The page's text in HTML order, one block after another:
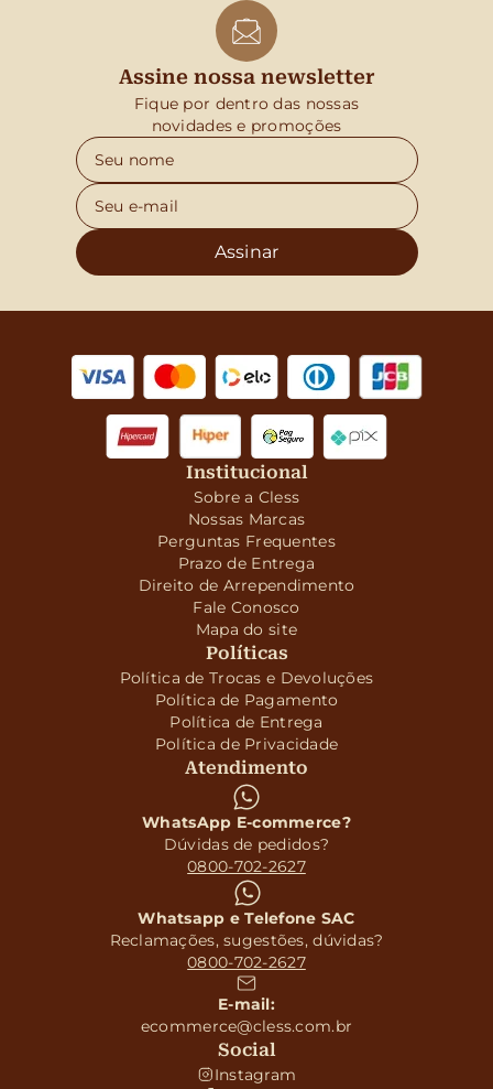
Assine nossa newsletter
Fique por dentro das nossas
novidades e promoções
Assinar
Institucional
Sobre a Cless
Nossas Marcas
Perguntas Frequentes
Prazo de Entrega
Direito de Arrependimento
Fale Conosco
Mapa do site
Políticas
Política de Trocas e Devoluções
Política de Pagamento
Política de Entrega
Política de Privacidade
Atendimento
WhatsApp E-commerce?
Dúvidas de pedidos?
0800-702-2627
Whatsapp e Telefone SAC
Reclamações, sugestões, dúvidas?
0800-702-2627
E-mail:
ecommerce@cless.com.br
Social
Instagram